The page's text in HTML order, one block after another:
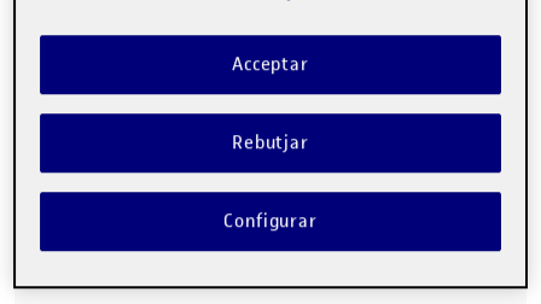
-comentari
Aquesta assignatura m’ha estat útil per a poder millorar les
meves capacitats de treball en equip i a descobrir noves pautes
per poder crear les normes de treball dins d’un grup, com per
exemple els acords grupals. A més m’ha estat útil per a
algunes ja les havia fet servir, en el cas del sheets he après a
utilitzar fórmules que fins ara només sabia utilitzar en l’excel, …
Rebutjar
Acceptar
Configurar